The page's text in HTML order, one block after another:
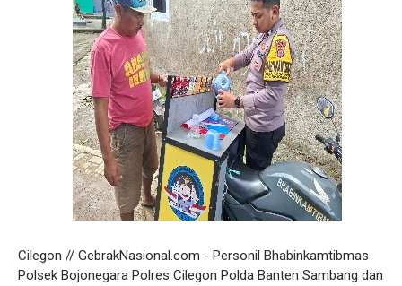
Cilegon // GebrakNasional.com - Personil Bhabinkamtibmas
Polsek Bojonegara Polres Cilegon Polda Banten Sambang dan